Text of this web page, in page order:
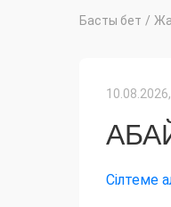
Басты бет /
Сілтеме